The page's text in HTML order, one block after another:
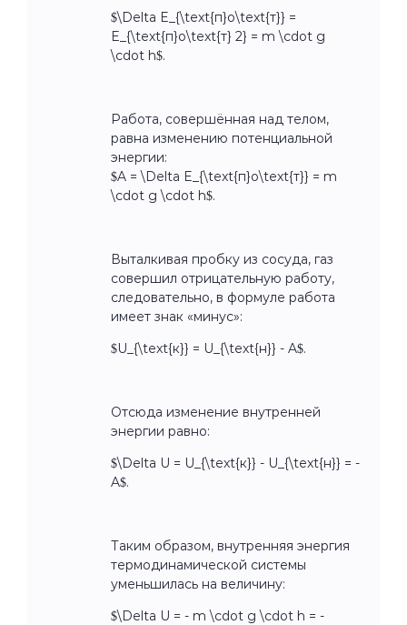
$\Delta E_{\text{п}o\text{т}} =
E_{\text{п}o\text{т} 2} = m \cdot g
\cdot h$.
Работа, совершённая над телом,
равна изменению потенциальной
энергии:
$A = \Delta E_{\text{п}o\text{т}} = m
\cdot g \cdot h$.
Выталкивая пробку из сосуда, газ
совершил отрицательную работу,
следовательно, в формуле работа
имеет знак «минус»:
$U_{\text{к}} = U_{\text{н}} - A$.
Отсюда изменение внутренней
энергии равно:
$\Delta U = U_{\text{к}} - U_{\text{н}} = -
A$.
Таким образом, внутренняя энергия
термодинамической системы
уменьшилась на величину:
$\Delta U = - m \cdot g \cdot h = -